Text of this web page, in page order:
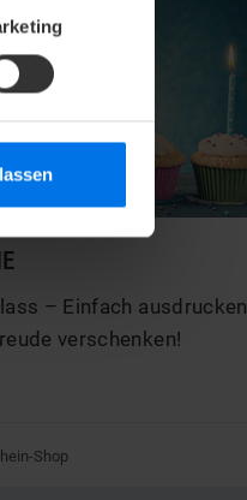
– Einfach ausdrucken
verschenken!
Shop